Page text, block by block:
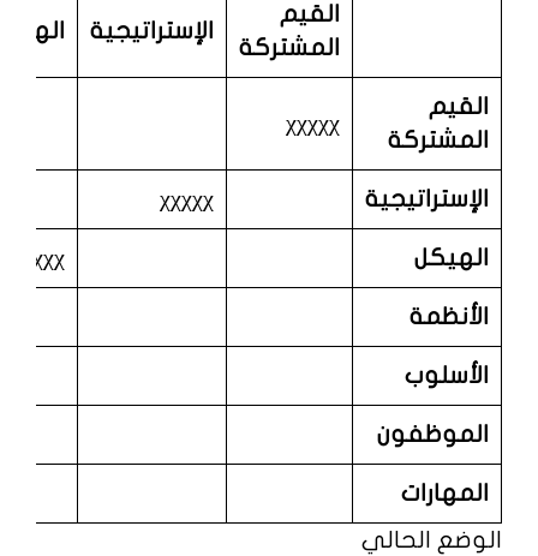
القيم
المشتركة
الإستراتيجية
القيم
المشتركة
χχχχχ
الإستراتيجية χχχχχ
الهيكل χχχχχ
الأنظمة
الأسلوب
الموظفون
المهارات
الوضع الحالي